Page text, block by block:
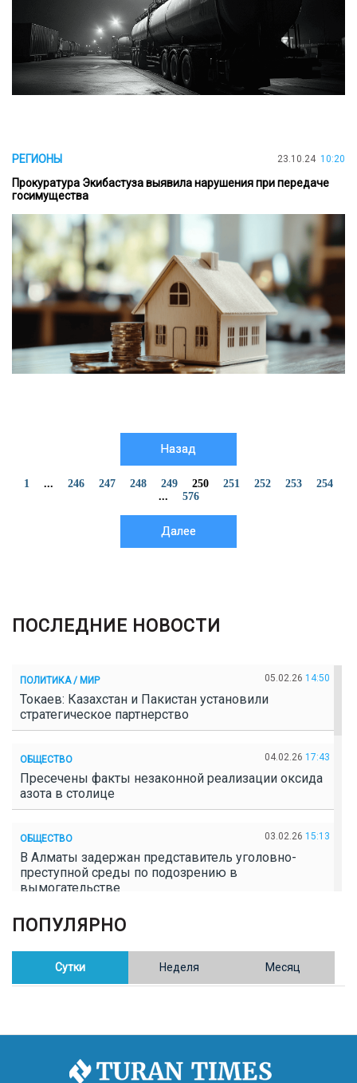
РЕГИОНЫ 23.10.24 10:20
Прокуратура Экибастуза выявила нарушения при передаче
госимущества
Назад
1 ... 246 247 248 249 250 251 252 253
254
...
576
Далее
ПОСЛЕДНИЕ НОВОСТИ
ПОЛИТИКА / МИР 05.02.26 14:50
Токаев: Казахстан и Пакистан установили
стратегическое партнерство
ОБЩЕСТВО 04.02.26 17:43
Пресечены факты незаконной реализации оксида
азота в столице
ОБЩЕСТВО 03.02.26 15:13
В Алматы задержан представитель уголовно-
преступной среды по подозрению в
вымогательстве
ОБЩЕСТВО
Полицейские пресекли незаконное выращивание
конопли в Таразе
Казахстан возглавил Договор о зоне, свободной от
ПОПУЛЯРНО
Сутки Неделя Месяц